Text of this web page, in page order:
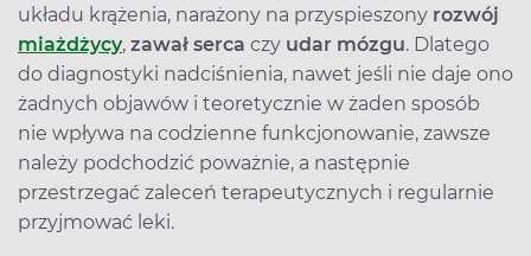
układu krążenia, narażony na przyspieszony rozwój
miażdżycy, zawał serca czy udar mózgu. Dlatego
do diagnostyki nadciśnienia, nawet jeśli nie daje ono
żadnych objawów i teoretycznie w żaden sposób
nie wpływa na codzienne funkcjonowanie, zawsze
należy podchodzić poważnie, a następnie
przestrzegać zaleceń terapeutycznych i regularnie
przyjmować leki.